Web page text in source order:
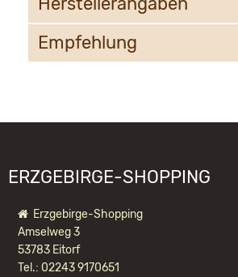
Christian Ulbricht GmbH & Co. KG
Empfehlung
ERZGEBIRGE-SHOPPING
Erzgebirge-Shopping
Amselweg 3
53783 Eitorf
Tel.: 02243 9170651